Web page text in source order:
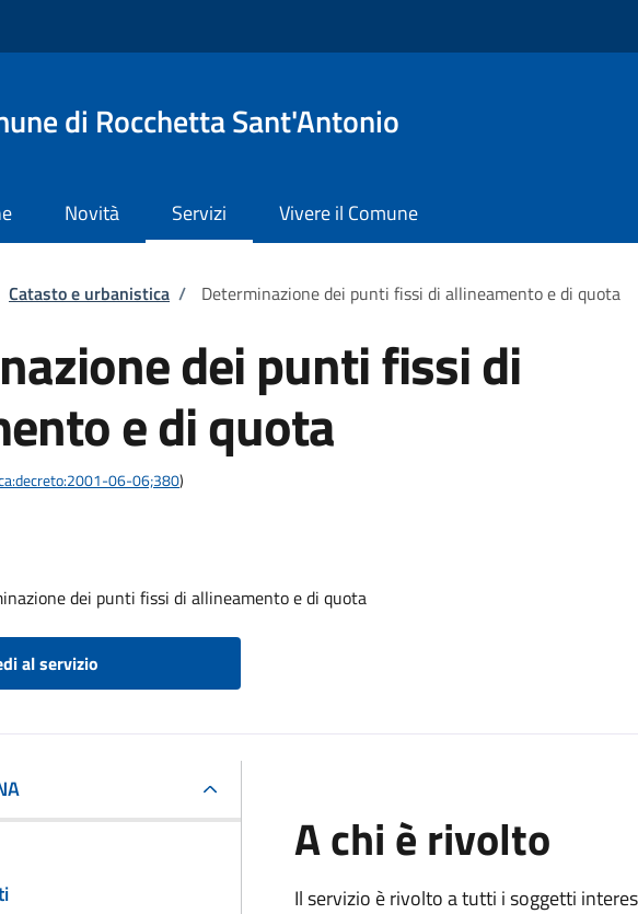
di Rocchetta Sant'Antonio
Novità Servizi Vivere il Comune
pane
Catasto e urbanistica / Determinazione dei punti fissi di allineamento e di quota
dei punti fissi di
e di quota
06-06;380)
dei punti fissi di allineamento e di quota
al servizio
A chi è rivolto
Il servizio è rivolto a tutti i soggetti